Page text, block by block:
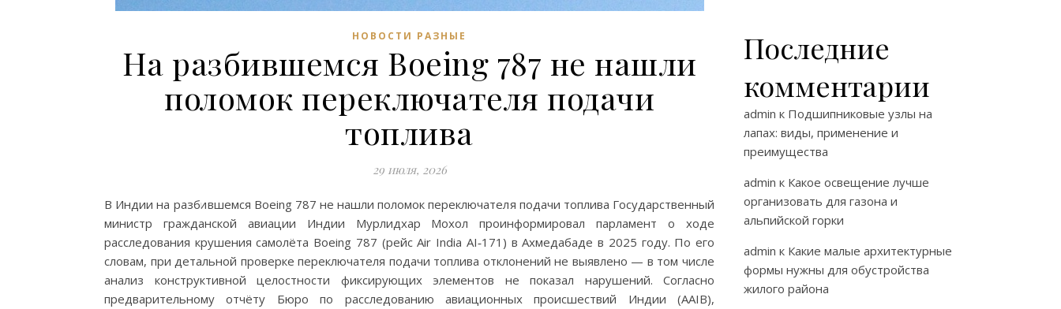
НОВОСТИ РАЗНЫЕ
На разбившемся Boeing 787 не нашли
поломок переключателя подачи
топлива
29 июля, 2026
В Индии на разбившемся Boeing 787 не нашли поломок переключателя подачи топлива Государственный
министр гражданской авиации Индии Мурлидхар Мохол проинформировал парламент о ходе
расследования крушения самолёта Boeing 787 (рейс Air India AI‑171) в Ахмедабаде в 2025 году. По его
словам, при детальной проверке переключателя подачи топлива отклонений не выявлено — в том числе
анализ конструктивной целостности фиксирующих элементов не показал нарушений. Согласно
предварительному отчёту Бюро по расследованию авиационных происшествий Индии (AAIB),
Последние
комментарии
admin к Подшипниковые узлы на
лапах: виды, применение и
преимущества
admin к Какое освещение лучше
организовать для газона и
альпийской горки
admin к Какие малые архитектурные
формы нужны для обустройства
жилого района